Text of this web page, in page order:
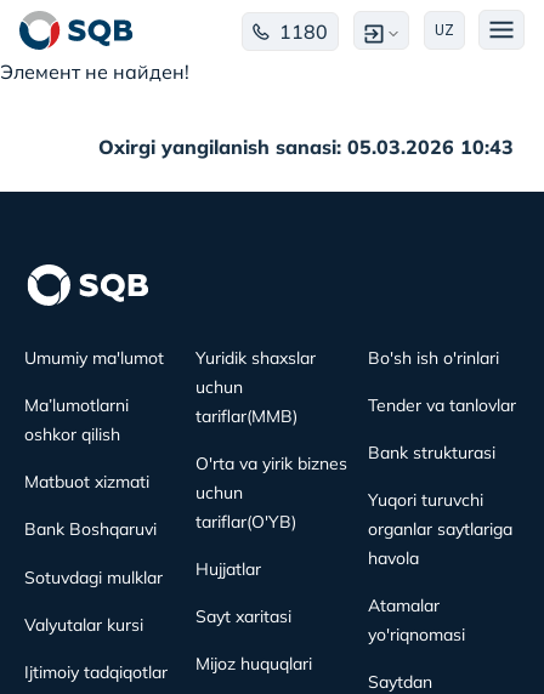
1180 UZ
Элемент не найден!
Oxirgi yangilanish sanasi: 05.03.2026 10:43
Umumiy ma'lumot
Ma’lumotlarni
oshkor qilish
Matbuot xizmati
Bank Boshqaruvi
Sotuvdagi mulklar
Valyutalar kursi
Ijtimoiy tadqiqotlar
Yuridik shaxslar
uchun
tariflar(MMB)
O'rta va yirik biznes
uchun
tariflar(O'YB)
Hujjatlar
Sayt xaritasi
Mijoz huquqlari
Bo'sh ish o'rinlari
Tender va tanlovlar
Bank strukturasi
Yuqori turuvchi
organlar saytlariga
havola
Atamalar
yo'riqnomasi
Saytdan